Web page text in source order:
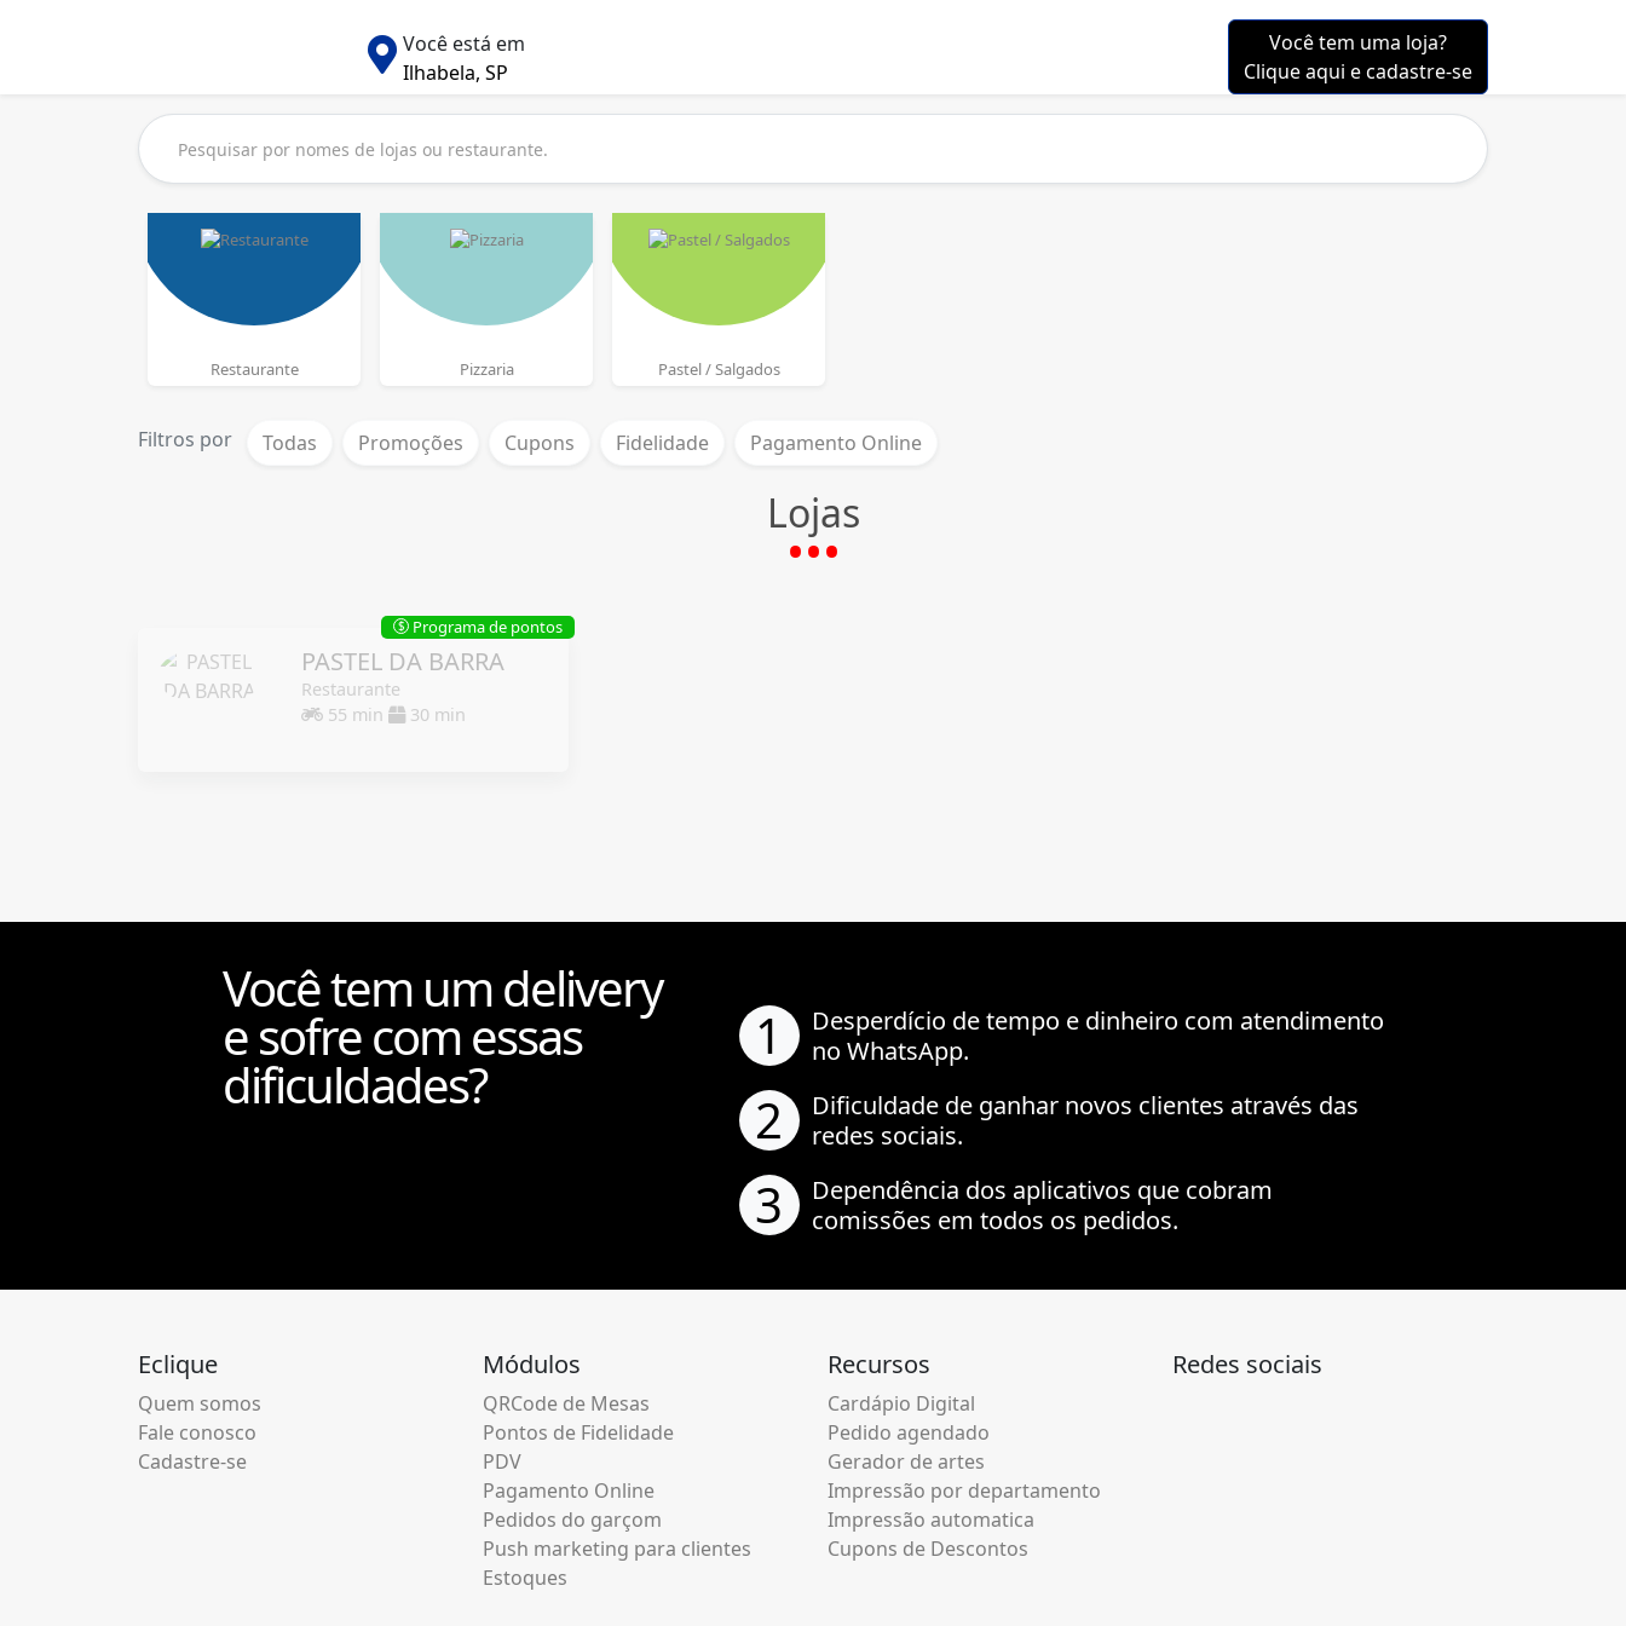
Você está em
Ilhabela, SP
Você tem uma loja?
Clique aqui e cadastre-se
Restaurante Pizzaria Pastel / Salgados
Filtros por Todas Promoções Cupons Fidelidade Pagamento Online
Lojas
PASTEL DA BARRA
Restaurante
55 min
30 min
$ Programa de pontos
Você tem um delivery
e sofre com essas
dificuldades?
1
Desperdício de tempo e dinheiro com atendimento
no WhatsApp.
2
Dificuldade de ganhar novos clientes através das
redes sociais.
3
Dependência dos aplicativos que cobram
comissões em todos os pedidos.
Eclique
Quem somos
Fale conosco
Cadastre-se
Módulos
QRCode de Mesas
Pontos de Fidelidade
PDV
Pagamento Online
Pedidos do garçom
Push marketing para clientes
Estoques
Recursos
Cardápio Digital
Pedido agendado
Gerador de artes
Impressão por departamento
Impressão automatica
Cupons de Descontos
Redes sociais